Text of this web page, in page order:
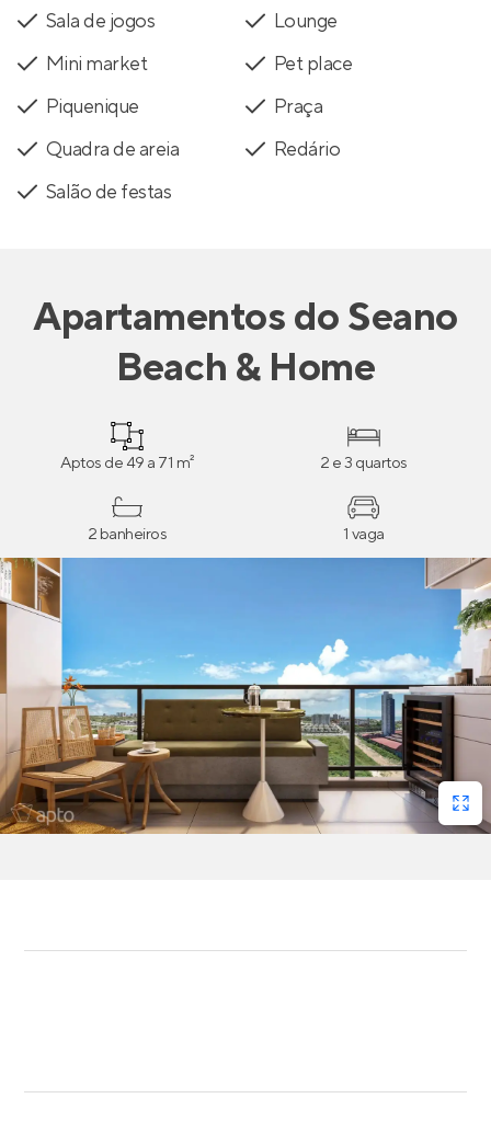
Sala de jogos
Lounge
Mini market
Pet place
Piquenique
Praça
Quadra de areia
Redário
Salão de festas
ApartamentosdoSeano
Beach & Home
Aptos de 49 a 71 m² 2 e 3 quartos
2 banheiros 1 vaga